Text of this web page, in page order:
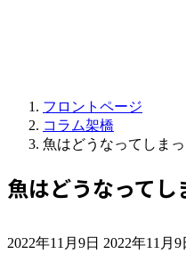
フロントページ
コラム架橋
魚はどうなってしま
魚はどうなってし
2022年11月9日 終
2022年11月9